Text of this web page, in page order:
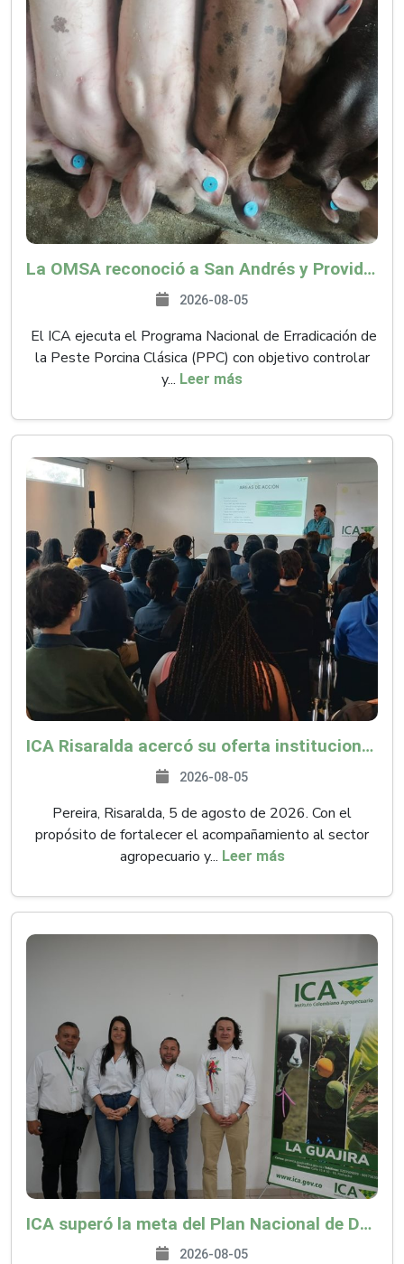
La OMSA reconoció a San Andrés y Providencia como zona libre de Peste Porcina Clásica (PPC)
2026-08-05
El ICA ejecuta el Programa Nacional de Erradicación de
la Peste Porcina Clásica (PPC) con objetivo controlar
y... Leer más
ICA Risaralda acercó su oferta institucional a productores y emprendedores en Expocamello
2026-08-05
Pereira, Risaralda, 5 de agosto de 2026. Con el
propósito de fortalecer el acompañamiento al sector
agropecuario y... Leer más
ICA superó la meta del Plan Nacional de Desarrollo y abrió 61 mercados internacionales
2026-08-05